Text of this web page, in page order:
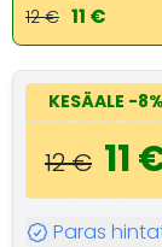
12 € 11 €
KESÄALE -8%
12 € 11
Paras